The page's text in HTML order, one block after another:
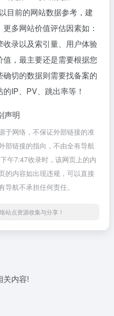
目前的网站数据参考，建
多网站价值评估因素如：
录以及索引量、用户体验
，最主要还是需要根据您
切的数据则需要找备案的
IP、PV、跳出率等！
声明
于网络，不保证外部链接的准
部链接的指向，不由全有导航
午7:47收录时，该网页上的内
的内容如出现违规，可以直接
航不承担任何责任。
站点资源收集与分享！
关内容!